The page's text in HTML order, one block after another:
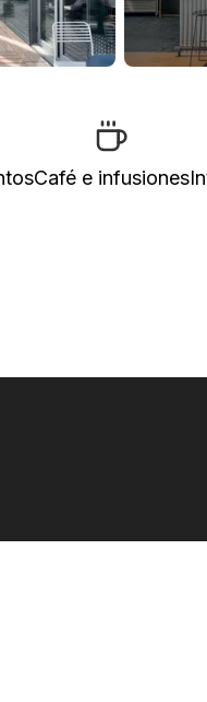
Café e infusiones